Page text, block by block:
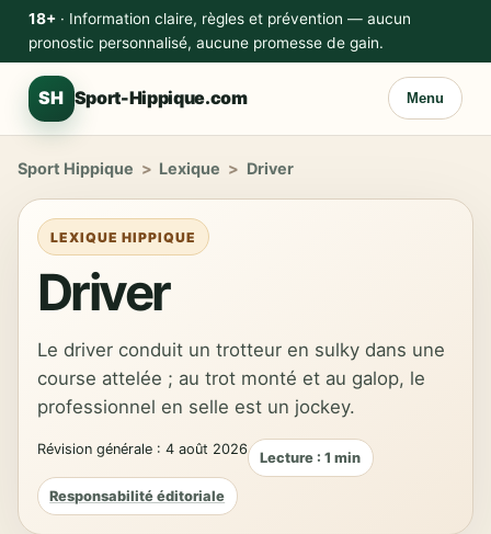
18+· Information claire, règles et prévention — aucun
pronostic personnalisé, aucune promesse de gain.
SH Sport-Hippique.com Menu
Sport Hippique > Lexique > Driver
LEXIQUE HIPPIQUE
Driver
Le driver conduit un trotteur en sulky dans une
course attelée ; au trot monté et au galop, le
professionnel en selle est un jockey.
Révision générale : 4 août 2026 Lecture : 1 min
Responsabilité éditoriale